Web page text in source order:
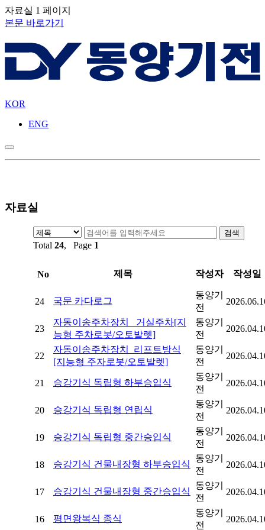
자료실 1 페이지
본문 바로가기
KOR
ENG
자료실
Total 24, Page 1
No 제목 작성자 작성일
24 국문 카다로그
동양기
전
23
자동이송주차장치_ 거실주차[지
능형 주차로봇/오토발렛]
동양기
전
22
자동이송주차장치_리프트방식
[지능형 주자로봇/오토발렛]
동양기
전
21 승강기식 독립형 하부승입식
동양기
전
20 승강기식 독립형 연립식
동양기
전
19 승강기식 독립형 중간승입식
동양기
전
18 승강기식 건물내장형 하부승입식
동양기
전
17 승강기식 건물내장형 중간승입식
동양기
전
16 평면왕복식 종식
동양기
전